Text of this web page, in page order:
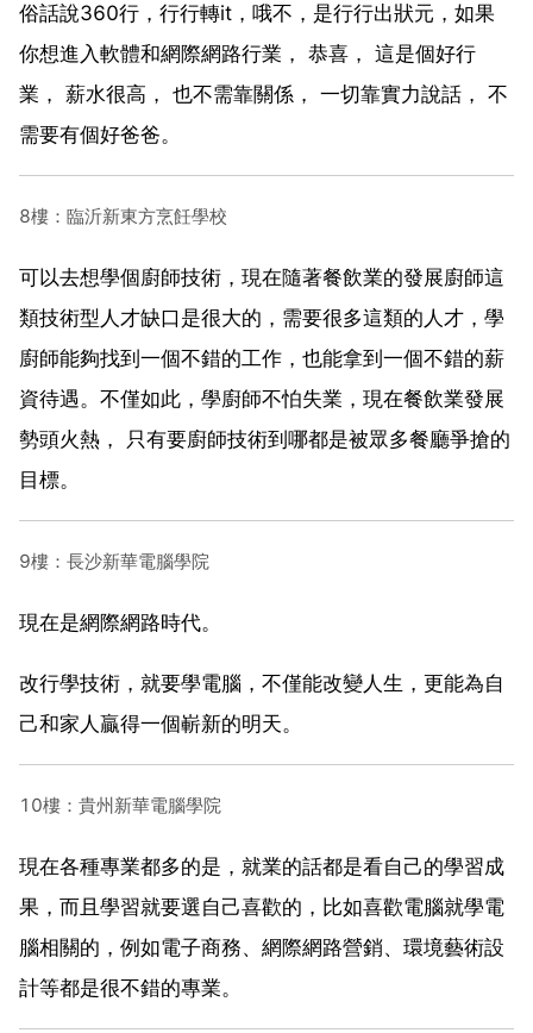
俗話說360行，行行轉it，哦不，是行行出狀元，如果
你想進入軟體和網際網路行業， 恭喜， 這是個好行
業， 薪水很高， 也不需靠關係， 一切靠實力說話， 不
需要有個好爸爸。
8樓：臨沂新東方烹飪學校
可以去想學個廚師技術，現在隨著餐飲業的發展廚師這
類技術型人才缺口是很大的，需要很多這類的人才，學
廚師能夠找到一個不錯的工作，也能拿到一個不錯的薪
資待遇。不僅如此，學廚師不怕失業，現在餐飲業發展
勢頭火熱， 只有要廚師技術到哪都是被眾多餐廳爭搶的
目標。
9樓：長沙新華電腦學院
現在是網際網路時代。
改行學技術，就要學電腦，不僅能改變人生，更能為自
己和家人贏得一個嶄新的明天。
10樓：貴州新華電腦學院
現在各種專業都多的是，就業的話都是看自己的學習成
果，而且學習就要選自己喜歡的，比如喜歡電腦就學電
腦相關的，例如電子商務、網際網路營銷、環境藝術設
計等都是很不錯的專業。